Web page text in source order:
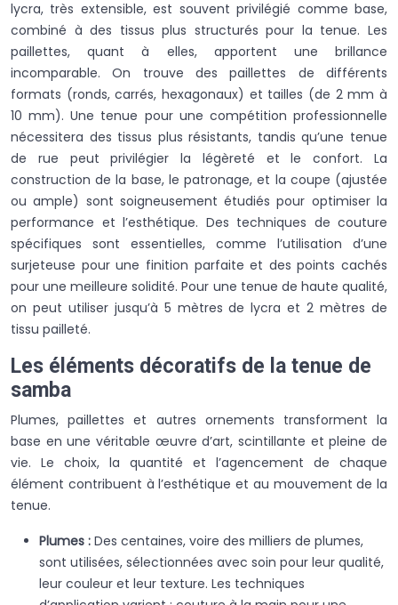
lycra, très extensible, est souvent privilégié comme base,
combiné à des tissus plus structurés pour la tenue. Les
paillettes, quant à elles, apportent une brillance
incomparable. On trouve des paillettes de différents
formats (ronds, carrés, hexagonaux) et tailles (de 2 mm à
10 mm). Une tenue pour une compétition professionnelle
nécessitera des tissus plus résistants, tandis qu’une tenue
de rue peut privilégier la légèreté et le confort. La
construction de la base, le patronage, et la coupe (ajustée
ou ample) sont soigneusement étudiés pour optimiser la
performance et l’esthétique. Des techniques de couture
spécifiques sont essentielles, comme l’utilisation d’une
surjeteuse pour une finition parfaite et des points cachés
pour une meilleure solidité. Pour une tenue de haute qualité,
on peut utiliser jusqu’à 5 mètres de lycra et 2 mètres de
tissu pailleté.
Les éléments décoratifs de la tenue de
samba
Plumes, paillettes et autres ornements transforment la
base en une véritable œuvre d’art, scintillante et pleine de
vie. Le choix, la quantité et l’agencement de chaque
élément contribuent à l’esthétique et au mouvement de la
tenue.
Plumes : Des centaines, voire des milliers de plumes,
sont utilisées, sélectionnées avec soin pour leur qualité,
leur couleur et leur texture. Les techniques